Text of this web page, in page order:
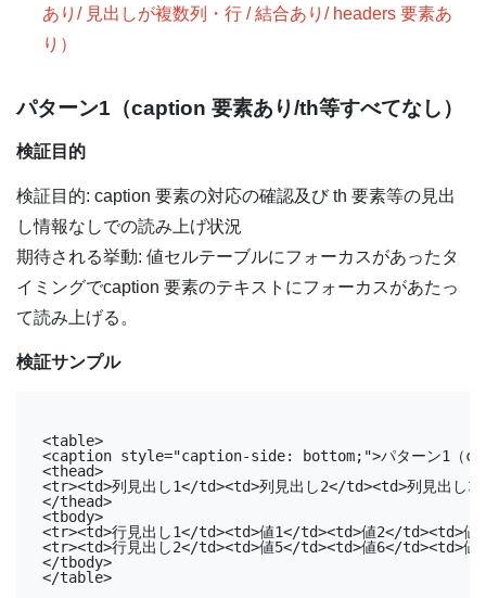
あり/ 見出しが複数列・行 / 結合あり/ headers 要素あ
り）
パターン1（caption 要素あり/th等すべてなし）
検証目的
検証目的: caption 要素の対応の確認及び th 要素等の見出
し情報なしでの読み上げ状況
期待される挙動: 値セルテーブルにフォーカスがあったタ
イミングでcaption 要素のテキストにフォーカスがあたっ
て読み上げる。
検証サンプル
<table>
<caption style="caption-side: bottom;">パターン1（
<thead>
<tr><td>列見出し1</td><td>列見出し2</td><td>列見出
</thead>
<tbody>
<tr><td>行見出し1</td><td>値1</td><td>値2</td><td>
<tr><td>行見出し2</td><td>値5</td><td>値6</td><td>
</tbody>